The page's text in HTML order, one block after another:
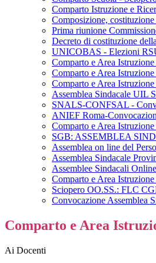
Comparto Istruzione e
Composizione,
Prima riunione
Decreto di costituzione
UNICOBAS - Elezioni
Comparto e Area
Comparto e Area
Comparto e Area
Assemblea Sindacale UIL
SNALS-CONFSAL -
ANIEF Roma-
Comparto e Area
SGB: ASSEMBLEA
Assemblea on line del
Assemblea Sindacale
Assemblee Sindacali
Comparto e Area
Sciopero OO.SS.: FLC
Convocazione Assemblea
Comparto e Area
Ai Docenti